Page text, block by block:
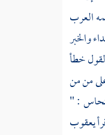
العرب
والخبر
خطأ
من من
: "
يعقوب